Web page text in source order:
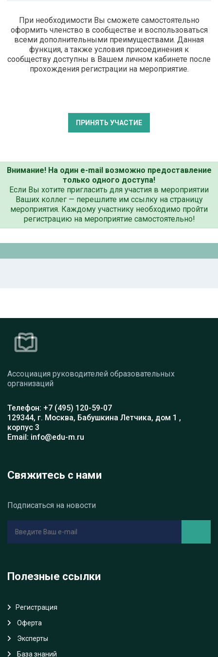
При необходимости Вы сможете самостоятельно
оформить членство в сообществе и воспользоваться
всеми дополнительными преимуществами. Данная
функция, а также условия присоединения к
сообществу доступны в Вашем личном кабинете после
прохождения регистрации на мероприятие.
ПРИНЯТЬ УЧАСТИЕ
Внимание! На один e-mail возможно предоставление
только одного доступа!
Если Вы хотите пригласить для участия в мероприятии
Ваших коллег — перешлите им ссылку на страницу
мероприятия. Каждому участнику необходимо пройти
регистрацию на мероприятие самостоятельно!
Ассоциация руководителей образовательных
организаций
Телефон: +7 (495) 120-59-07
129344, г. Москва, Бабушкина Летчика, дом 1 ,
корпус 3
Email: info@edu-m.ru
Свяжитесь с нами
Подписаться на новости
Полезные ссылки
Регистрация
Oферта
Эксперты
База знаний